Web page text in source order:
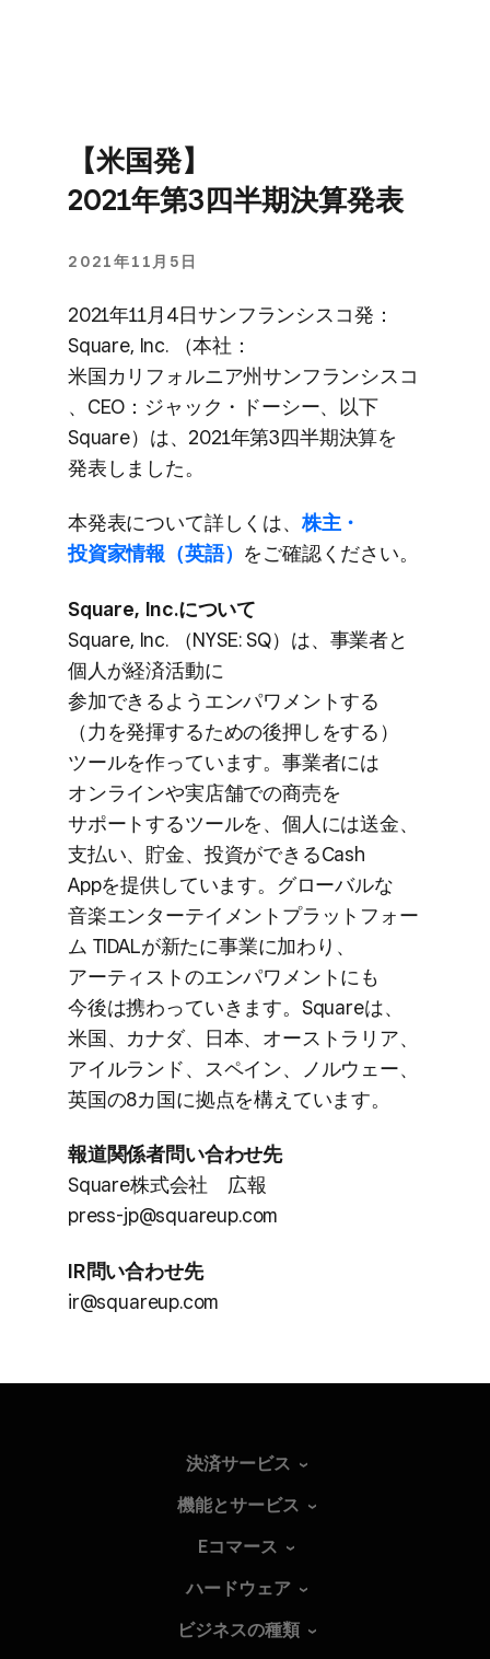
【米国発】
2021年第3四半期決算発表
2021年11月5日
2021年11月4日サンフランシスコ発：
Square, Inc. ​（本社：
米国カリフォルニア州サンフランシスコ
、​CEO：ジャック・ドーシー、​以下​
Square）は、​2021年第3四半期決算を​
発表しました。
本発​表に​ついて​詳しくは、​株主・
投資家情報​（英語） を​ご確認ください。
Square, Inc.に​ついて
Square, Inc. ​（NYSE: SQ）は、​事業者と​
個人が​経済活動に​
参加できるようエンパワメントする​
（力を​発揮する​ための​後押しを​する）​
ツールを​作っています。​事業者には​
オンラインや​実店舗での​商売を​
サポートする​ツールを、​個人には​送金、​
支払い、​貯金、​投資が​できる​Cash
Appを​提供しています。​グローバルな​
音楽エンターテイメントプラットフォー
ム TIDALが​新たに​事業に​加わり、​
アーティストの​エンパワメントにも​
今後は​携わっていきます。​Squareは、​
米国、​カナダ、​日本、​オーストラリア、​
アイルランド、​スペイン、​ノルウェー、​
英国の​8カ国に​拠点を​構えています。
報道関係​者問い​合わせ先
Square株式会社 ​広報
press-jp@squareup.com
IR問い​合わせ先
ir@squareup.com
決済サービス
機能とサービス
Eコマース
ハードウェア
ビジネスの種類